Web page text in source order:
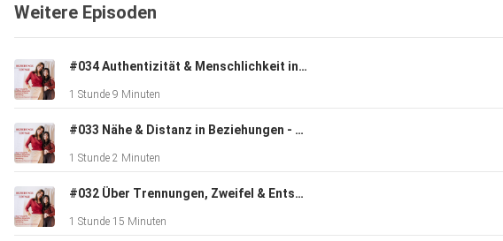
*******
In der heutigen Episode sprechen wir über Narzissmus, dabei
richten wir den Fokus auf eine eher ungewöhnliche Perspektive,
die selten thematisiert wird: Das Narzisstische IN MIR. Wo und in
welcher Ausprägung tragen wir narzisstische
Persönlichkeitsstrukturen in uns? Wovor wollen sie uns schützen?
Sicherheit, Selbstliebe und Selbstwert IN UNS, anstatt es im
Außen zu suchen und einzufordern?
Weitere Episoden
#034 Authentizität & Menschlichkeit in der Coaching-Szene
1 Stunde 9 Minuten
#033 Nähe & Distanz in Beziehungen - Und worum es dabei WIRKLICH geht
1 Stunde 2 Minuten
#032 Über Trennungen, Zweifel & Entscheidungen
1 Stunde 15 Minuten